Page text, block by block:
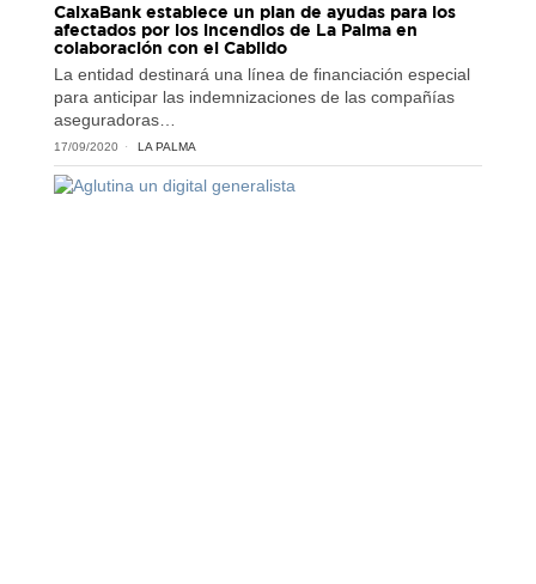
CaixaBank establece un plan de ayudas para los
afectados por los incendios de La Palma en
colaboración con el Cabildo
La entidad destinará una línea de financiación especial
para anticipar las indemnizaciones de las compañías
aseguradoras…
17/09/2020 LA PALMA